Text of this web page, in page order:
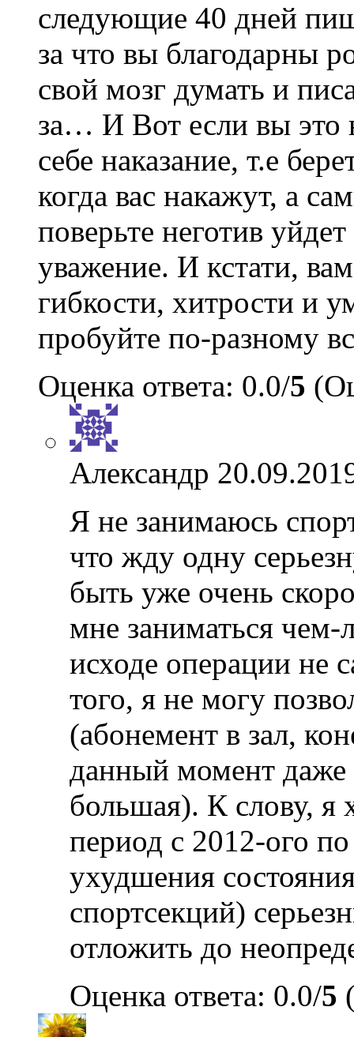
следующие 40 дней
за что вы благодарны
свой мозг думать и
за… И Вот если вы это
себе наказание, т.е
когда вас накажут, а
поверьте неготив
уважение. И кстати,
гибкости, хитрости и
пробуйте по-разному
Оценка ответа: 0.0/5
Александр
Я не занимаюсь
что жду одну
быть уже очень
мне заниматься чем-
исходе операции
того, я не могу
(абонемент в зал,
данный момент даже
большая). К слову, я
период с 2012-ого
ухудшения
спортсекций)
отложить до
Оценка ответа: 0.0/5